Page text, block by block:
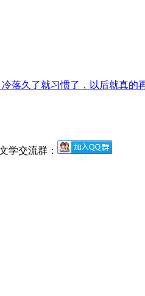
久了就习惯了，以后就真的
学交流群：